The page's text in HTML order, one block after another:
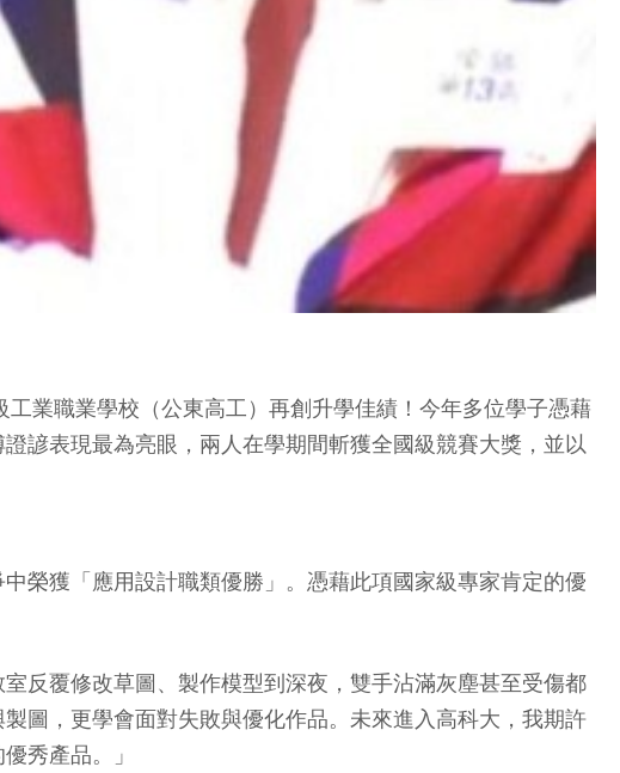
業職業學校（公東高工）再創升學佳績！今年多位學子憑藉
諺表現最為亮眼，兩人在學期間斬獲全國級競賽大獎，並以
榮獲「應用設計職類優勝」。憑藉此項國家級專家肯定的優
反覆修改草圖、製作模型到深夜，雙手沾滿灰塵甚至受傷都
圖，更學會面對失敗與優化作品。未來進入高科大，我期許
秀產品。」